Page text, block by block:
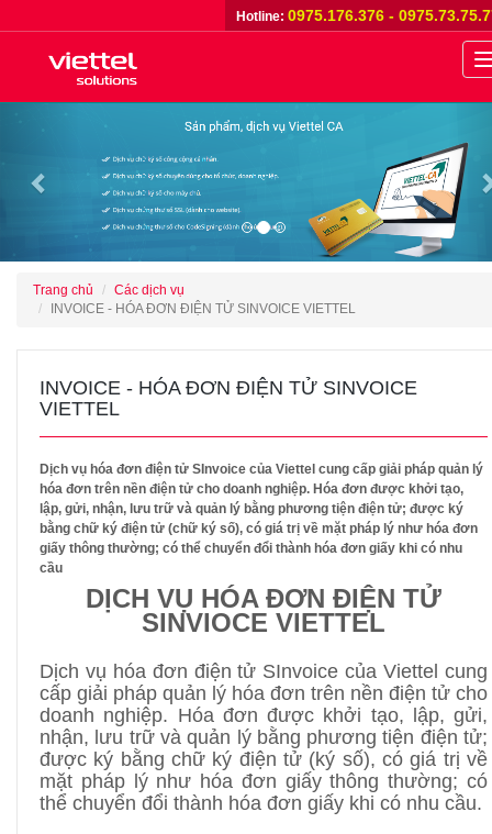
Hotline: 0975.176.376 -
Trang chủ
Các dịch vụ
INVOICE - HÓA ĐƠN ĐIỆN TỬ SINVOICE VIETTEL
INVOICE - HÓA ĐƠN ĐIỆN TỬ SINVOICE
VIETTEL
Dịch vụ hóa đơn điện tử SInvoice của Viettel cung cấp giải pháp quản lý
hóa đơn trên nền điện tử cho doanh nghiệp. Hóa đơn được khởi tạo,
lập, gửi, nhận, lưu trữ và quản lý bằng phương tiện điện tử; được ký
bằng chữ ký điện tử (chữ ký số), có giá trị về mặt pháp lý như hóa đơn
giấy thông thường; có thể chuyển đổi thành hóa đơn giấy khi có nhu
cầu
DỊCH VỤ HÓA ĐƠN ĐIỆN TỬ
SINVIOCE VIETTEL
Dịch vụ hóa đơn điện tử SInvoice của Viettel cung
cấp giải pháp quản lý hóa đơn trên nền điện tử cho
doanh nghiệp. Hóa đơn được khởi tạo, lập, gửi,
nhận, lưu trữ và quản lý bằng phương tiện điện tử;
được ký bằng chữ ký điện tử (ký số), có giá trị về
mặt pháp lý như hóa đơn giấy thông thường; có
thể chuyển đổi thành hóa đơn giấy khi có nhu cầu.